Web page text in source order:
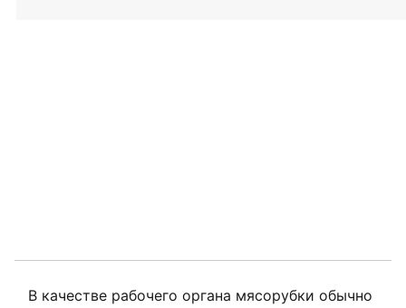
В качестве рабочего органа мясорубки обычно